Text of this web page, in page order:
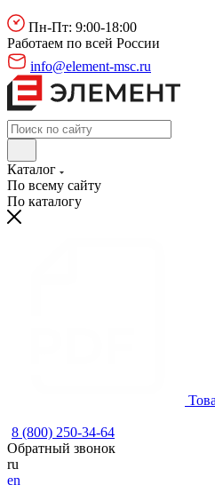
Пн-Пт: 9:00-18:00
Работаем по всей России
info@element-msc.ru
Каталог
По всему сайту
По каталогу
8 (800) 250-34-64
Обратный звонок
ru
en